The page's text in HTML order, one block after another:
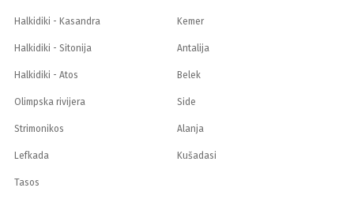
Halkidiki - Kasandra
Halkidiki - Sitonija
Halkidiki - Atos
Olimpska rivijera
Strimonikos
Lefkada
Tasos
Kemer
Antalija
Belek
Side
Alanja
Kušadasi